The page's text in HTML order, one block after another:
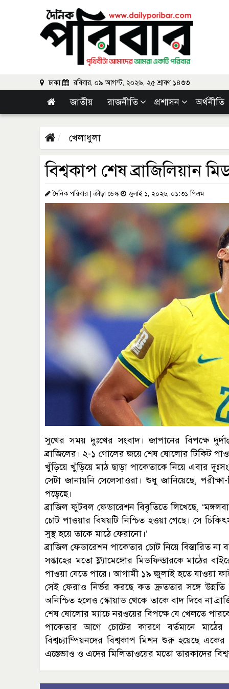
ঢাকা রবিবার, ০৯ আগস্ট, ২০২৬, ২৫ শ্রাবণ ১৪৩৩
জাতীয় রাজনীতি প্রশাসন অর্থনীতি
খেলাধুলা
বিশ্বকাপ শেষ ব্রাজিলিয়ান
দৈনিক পরিবার | ক্রীড়া ডেস্ক জুলাই ১, ২০২৬, ০১:৩১ পিএম
সুখের সময় দুঃখের সংবাদ। জাপানের বিপক্ষে
ব্রাজিলের। ২-১ গোলের জয়ে শেষ ষোলোর টিকিট
খুঁড়িয়ে খুঁড়িয়ে মাঠ ছাড়া পাকেতাকে নিয়ে এবার
সেটা জানায়নি সেলেসাওরা। শুধু জানিয়েছে,
পড়েছে।
ব্রাজিল ফুটবল ফেডারেশন বিবৃতিতে লিখেছে,
চোট পাওয়ার বিষয়টি নিশ্চিত হওয়া গেছে। সে
সুস্থ হয়ে তাকে মাঠে ফেরানো।’
ব্রাজিল ফেডারেশন পাকেতার চোট নিয়ে বিস্তারিত
সপ্তাহের মতো ফ্ল্যামেঙ্গোর মিডফিল্ডারকে মাঠের
পাওয়া যেতে পারে। আগামী ১৯ জুলাই হতে যাওয়া
সেই ফেরাও নির্ভর করছে কত দ্রুততার সঙ্গে
অনিশ্চিত হলেও স্কোয়াড থেকে তাকে বাদ দিবে না
শেষ ষোলোর ম্যাচে নরওয়ের বিপক্ষে যে খেলতে
পাকেতার আগে চোটের কারণে বর্তমানে
বিশ্বচ্যাম্পিয়নদের বিশ্বকাপ মিশন শুরু হয়েছে
এস্তেভাও ও এদের মিলিতাওয়ের মতো তারকাদের